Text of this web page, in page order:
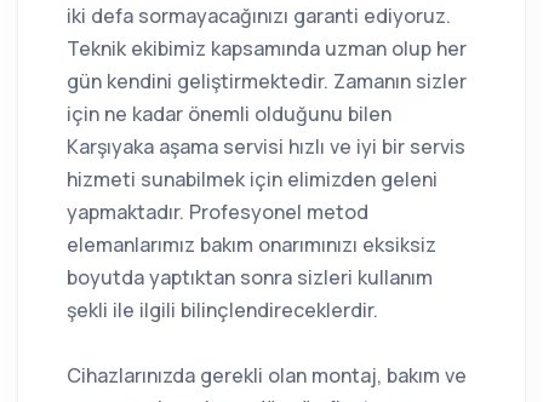
iki defa sormayacağınızı garanti ediyoruz.
Teknik ekibimiz kapsamında uzman olup her
gün kendini geliştirmektedir. Zamanın sizler
için ne kadar önemli olduğunu bilen
Karşıyaka aşama servisi hızlı ve iyi bir servis
hizmeti sunabilmek için elimizden geleni
yapmaktadır. Profesyonel metod
elemanlarımız bakım onarımınızı eksiksiz
boyutda yaptıktan sonra sizleri kullanım
şekli ile ilgili bilinçlendireceklerdir.
Cihazlarınızda gerekli olan montaj, bakım ve